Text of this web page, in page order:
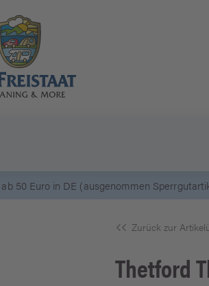
50 Euro in DE (ausgenommen
Zurück zur
Thetford